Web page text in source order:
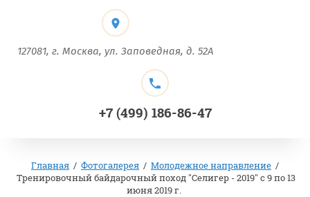
+7 (499) 186-86-47
127081, г. Москва, ул. Заповедная, д. 52А
Главная / Фотогалерея / Молодежное направление /
Тренировочный байдарочный поход "Селигер - 2019" с 9 по 13
июня 2019 г.